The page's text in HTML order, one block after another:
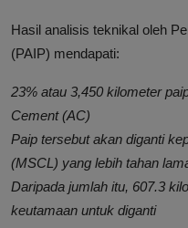
Hasil analisis teknikal oleh
(PAIP) mendapati:
23% atau 3,450 kilometer
Cement (AC)
Paip tersebut akan diganti
(MSCL) yang lebih tahan
Daripada jumlah itu, 607.3
keutamaan untuk diganti